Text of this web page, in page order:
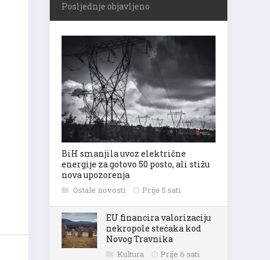
Posljednje objavljeno
BiH smanjila uvoz električne
energije za gotovo 50 posto, ali stižu
nova upozorenja
Ostale novosti Prije 5 sati
EU financira valorizaciju
nekropole stećaka kod
Novog Travnika
Kultura Prije 6 sati